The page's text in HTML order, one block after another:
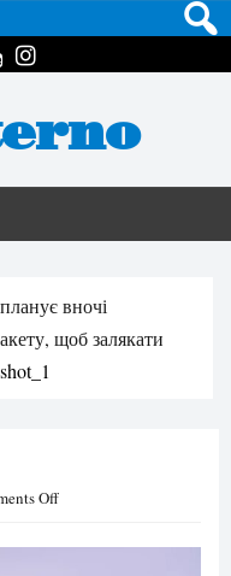
вночі
щоб залякати
Off